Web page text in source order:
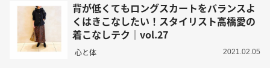
背が低くてもロングスカートをバランスよ
くはきこなしたい！スタイリスト高橋愛の
着こなしテク｜vol.27
心と体 2021.02.05